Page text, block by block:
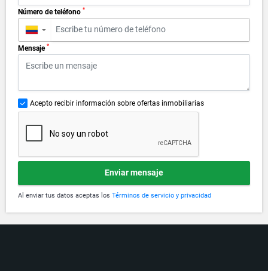
Número de teléfono *
▼
Mensaje *
Acepto recibir información sobre ofertas inmobiliarias
Enviar mensaje
Al enviar tus datos aceptas los Términos de servicio y privacidad